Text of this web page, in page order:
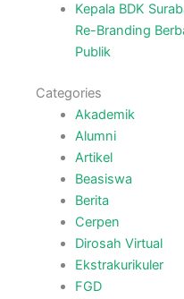
Kepala BDK
Re-Branding
Publik
Categories
Akademik
Alumni
Artikel
Beasiswa
Berita
Cerpen
Dirosah Virtual
Ekstrakurikuler
FGD